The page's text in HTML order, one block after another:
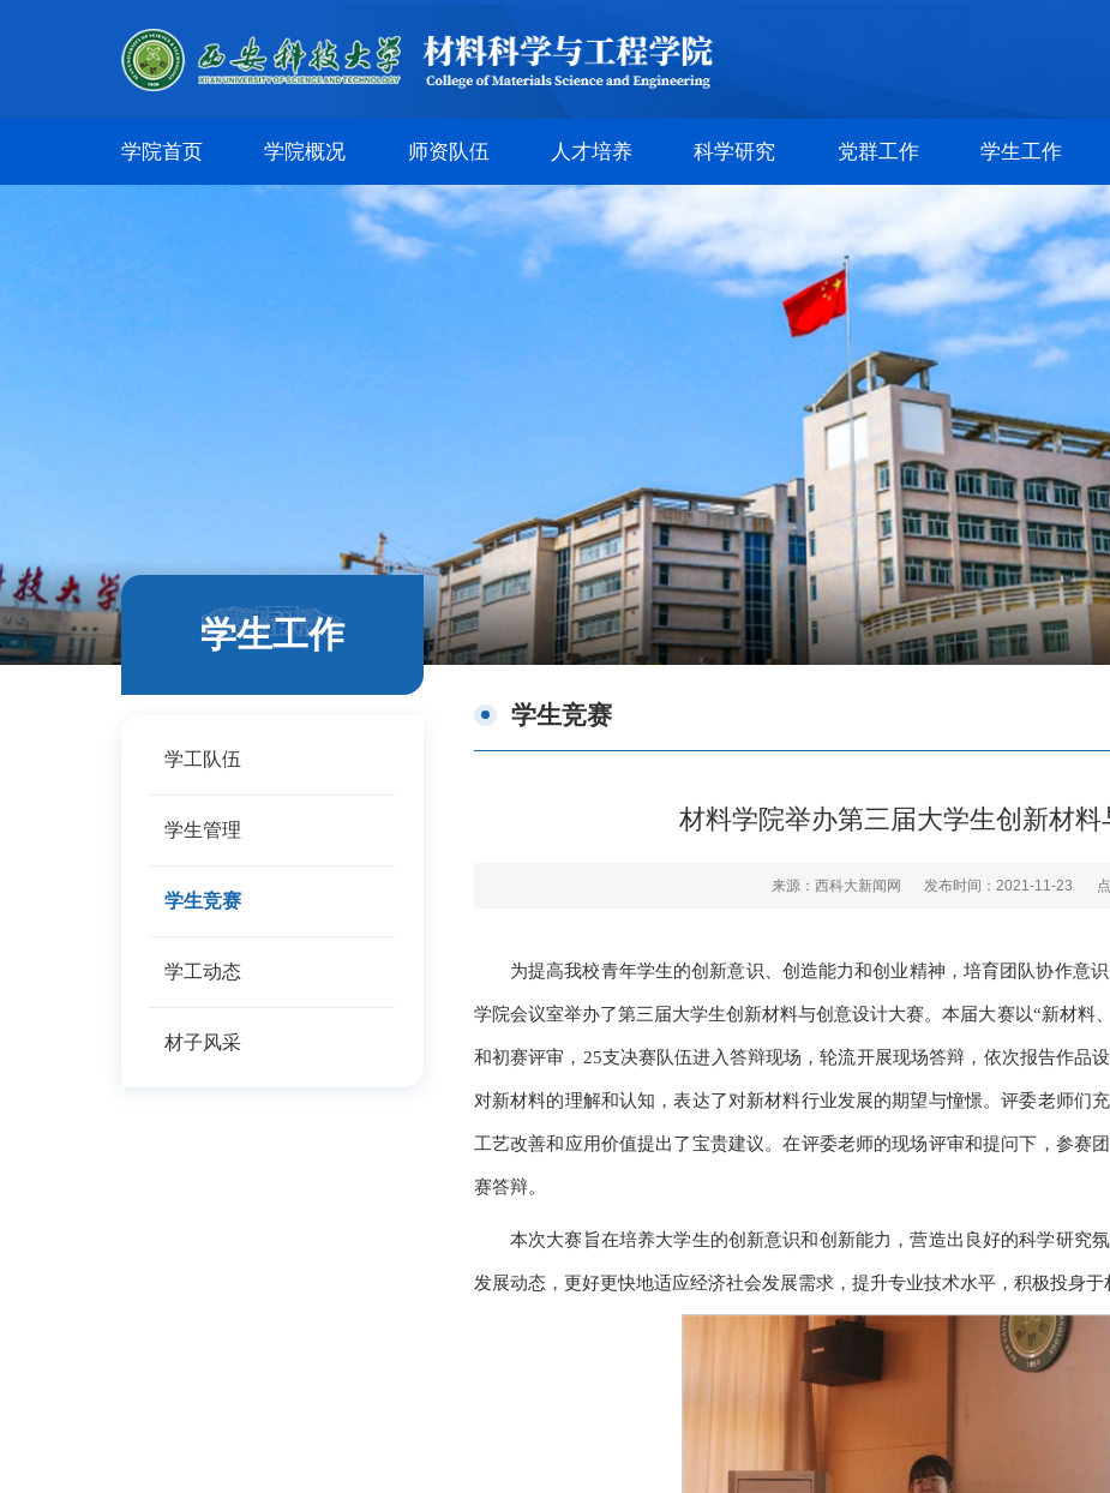
学院首页 学院概况 师资队伍 人才培养 科学研究 党群工作 学生工作
学生工作
学工队伍
学生管理
学生竞赛
学工动态
材子风采
学生竞赛
材料学院举办第三届大学生创新材
来源：西科大新闻网 发布时间：2021-11-23
为提高我校青年学生的创新意识、创造能力和创业精神，培育团队协作意
学院会议室举办了第三届大学生创新材料与创意设计大赛。本届大赛以“新材料
和初赛评审，25支决赛队伍进入答辩现场，轮流开展现场答辩，依次报告作品
对新材料的理解和认知，表达了对新材料行业发展的期望与憧憬。评委老师们
工艺改善和应用价值提出了宝贵建议。在评委老师的现场评审和提问下，参赛
赛答辩。
本次大赛旨在培养大学生的创新意识和创新能力，营造出良好的科学研究
发展动态，更好更快地适应经济社会发展需求，提升专业技术水平，积极投身于